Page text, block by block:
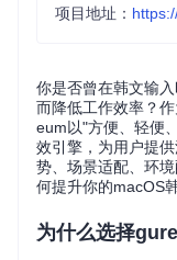
项目地址：
你是否曾在韩文输
而降低工作效率？
eum以"方便、轻便
效引擎，为用户提
势、场景适配、环
何提升你的macOS
为什么选择